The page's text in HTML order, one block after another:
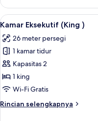
Kamar
Deluks
Lihat
semua
foto
untuk
Kamar
Eksekutif
(King
5
Kamar Eksekutif (King )
26 meter persegi
1 kamar tidur
Kapasitas 2
1 king
Wi-Fi Gratis
Rincian selengkapnya
Rincian